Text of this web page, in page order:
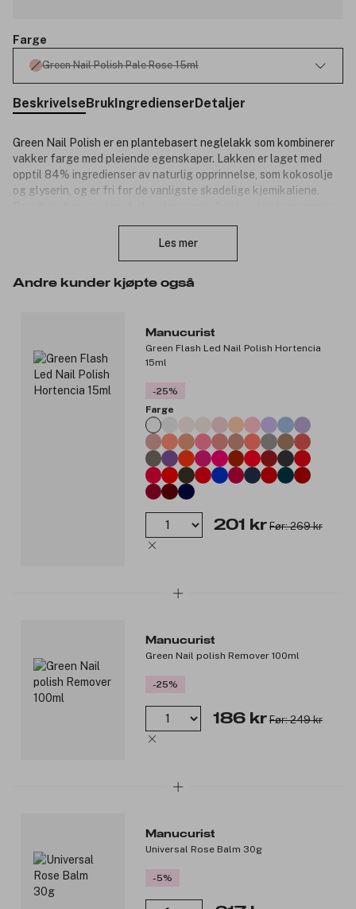
Farge
Green Nail Polish Pale Rose 15ml
BeskrivelseBrukIngredienserDetaljer
Green Nail Polish er en plantebasert neglelakk som kombinerer
vakker farge med pleiende egenskaper. Lakken er laget med
opptil 84% ingredienser av naturlig opprinnelse, som kokosolje
og glyserin, og er fri for de vanligste skadelige kjemikaliene.
tilgjengelig i et bredt spekter av farger. Perfekt for deg som
Produktnummer:3332502
Les mer
Andre kunder kjøpte også
Manucurist
Green Flash Led Nail Polish Hortencia
15ml
-25%
Farge
201 kr Før: 269 kr
Manucurist
Green Nail polish Remover 100ml
-25%
186 kr Før: 249 kr
Manucurist
Universal Rose Balm 30g
-5%